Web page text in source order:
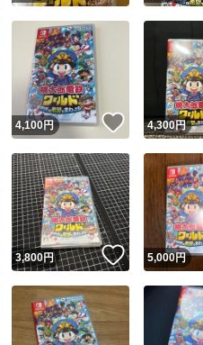
いいね！
4,100円 いいね！
4,300円
いいね！
3,800円 いいね！
5,000円